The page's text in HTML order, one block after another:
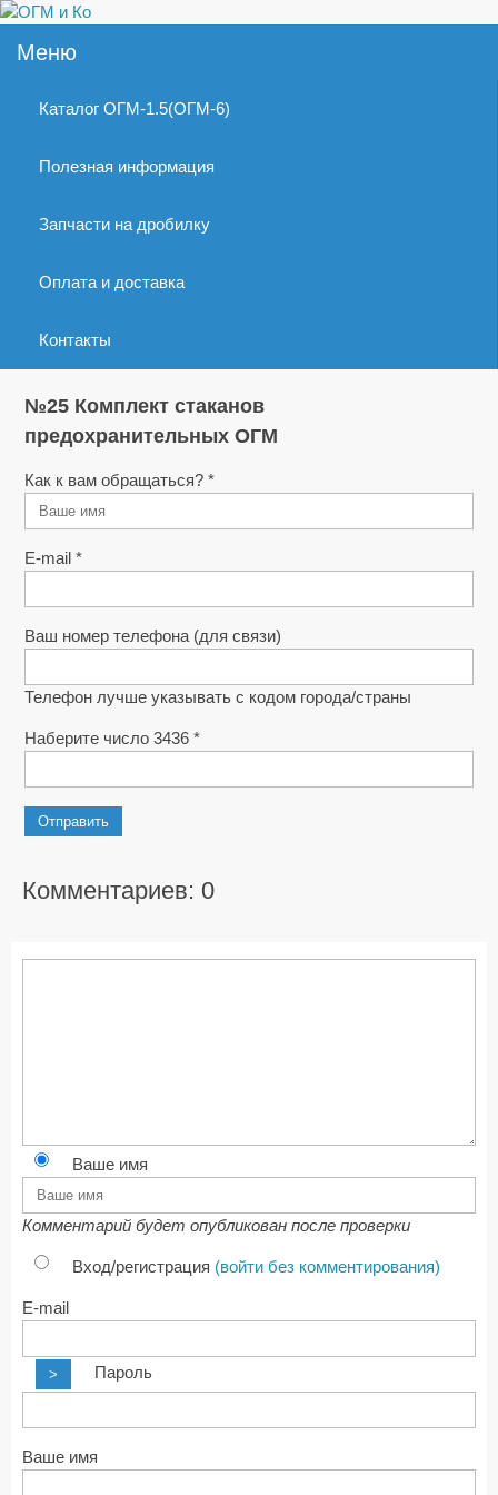
Меню
Каталог ОГМ-1.5(ОГМ-6)
Полезная информация
Запчасти на дробилку
Оплата и доставка
Контакты
№25 Комплект стаканов
предохранительных ОГМ
Как к вам обращаться? *
E-mail *
Ваш номер телефона (для связи)
Телефон лучше указывать с кодом города/страны
Наберите число 3436 *
Отправить
Комментариев: 0
Ваше имя
Комментарий будет опубликован после проверки
Вход/регистрация (войти без комментирования)
E-mail
> Пароль
Ваше имя